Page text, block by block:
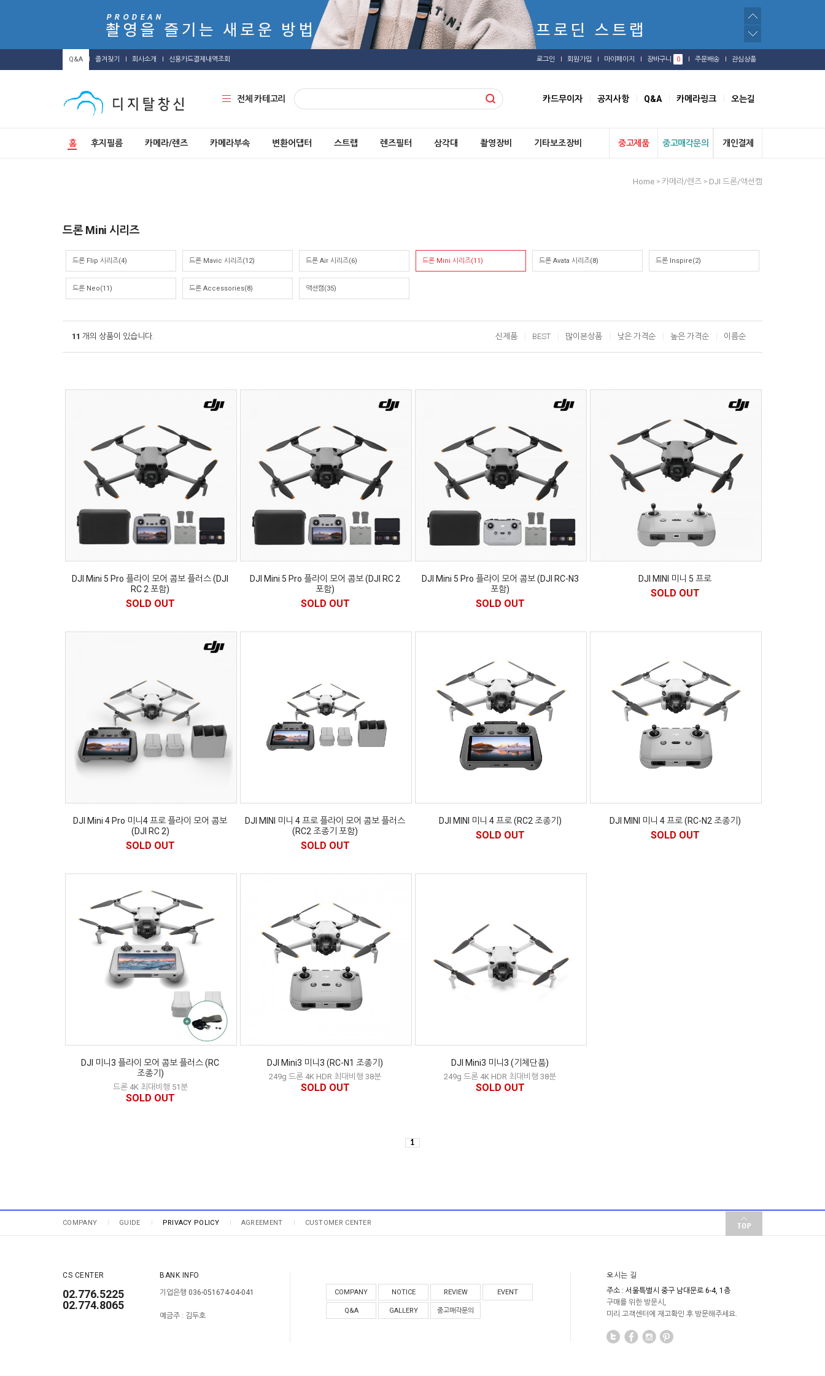
Q&A 즐겨찾기 회사소개 신용카드결제내역조회 로그인 회원가입 마이페이지 장바구니 0 주문배송 관심상품
전체 카테고리 카드무이자 공지사항 Q&A 카메라링크 오는길
홈 후지필름 카메라/렌즈 카메라부속 변환어댑터 스트랩 렌즈필터 삼각대 촬영장비 기타보조장비 중고제품 중고매각문의 개인결제
Home > 카메라/렌즈 > DJI 드론/액션캠
드론 Mini 시리즈
드론 Flip 시리즈(4) 드론 Mavic 시리즈(12) 드론 Air 시리즈(6) 드론 Mini 시리즈(11) 드론 Avata 시리즈(8) 드론 Inspire(2)
드론 Neo(11) 드론 Accessories(8) 액션캠(35)
11 개의 상품이 있습니다. 신제품 BEST 많이본상품 낮은 가격순 높은 가격순 이름순
DJI Mini 5 Pro 플라이 모어 콤보 플러스 (DJI
RC 2 포함)
SOLD OUT
DJI Mini 5 Pro 플라이 모어 콤보 (DJI RC 2
포함)
SOLD OUT
DJI Mini 5 Pro 플라이 모어 콤보 (DJI RC-N3
포함)
SOLD OUT
DJI MINI 미니 5 프로
SOLD OUT
DJI Mini 4 Pro 미니4 프로 플라이 모어 콤보
(DJI RC 2)
SOLD OUT
DJI MINI 미니 4 프로 플라이 모어 콤보 플러스
(RC2 조종기 포함)
SOLD OUT
DJI MINI 미니 4 프로 (RC2 조종기)
SOLD OUT
DJI MINI 미니 4 프로 (RC-N2 조종기)
SOLD OUT
DJI 미니3 플라이 모어 콤보 플러스 (RC
조종기)
드론 4K 최대비행 51분
SOLD OUT
DJI Mini3 미니3 (RC-N1 조종기)
249g 드론 4K HDR 최대비행 38분
SOLD OUT
DJI Mini3 미니3 (기체단품)
249g 드론 4K HDR 최대비행 38분
SOLD OUT
1
COMPANY GUIDE PRIVACY POLICY AGREEMENT CUSTOMER CENTER
CS CENTER
02.776.5225
02.774.8065
BANK INFO
기업은행 036-051674-04-041
예금주 : 김두호
COMPANY NOTICE REVIEW EVENT
Q&A GALLERY 중고매각문의
오시는 길
주소 : 서울특별시 중구 남대문로 6-4, 1층
구매를 위한 방문시,
미리 고객센터에 재고확인 후 방문해주세요.